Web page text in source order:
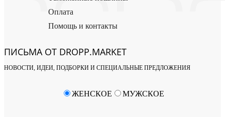
Оплата
Помощь и контакты
ПИСЬМА ОТ DROPP.MARKET
НОВОСТИ, ИДЕИ, ПОДБОРКИ И СПЕЦИАЛЬНЫЕ ПРЕДЛОЖЕНИЯ
ЖЕНСКОЕ МУЖСКОЕ